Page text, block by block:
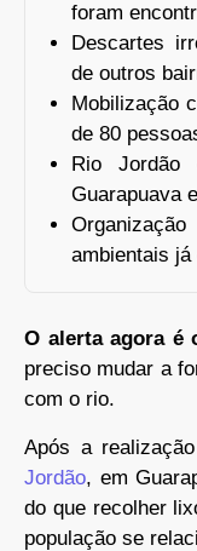
foram
Descartes
de outros
Mobilização
de 80
Rio Jordão
Guarapuava
ambientais
O alerta agora é
preciso mudar a
com o rio.
Após a
Jordão, em
do que recolher
população se